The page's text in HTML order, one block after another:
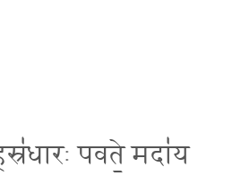
पवते॒ मदा॑य